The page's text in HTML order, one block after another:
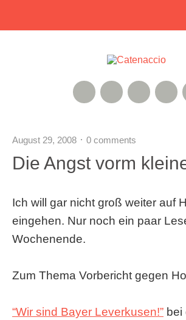
Xing
RSS Feed
August 29, 2008 0 comments
Die Angst vorm
Ich will gar nicht groß weiter auf
eingehen. Nur noch ein paar
Wochenende.
Zum Thema Vorbericht gegen
“Wir sind Bayer Leverkusen!” bei